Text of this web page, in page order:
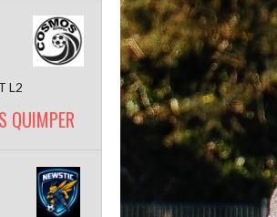
L2
QUIMPER